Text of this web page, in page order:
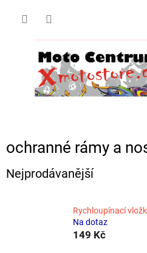
ochranné rámy a
Nejprodávanější
Rychloupínací
Na dotaz
149 Kč